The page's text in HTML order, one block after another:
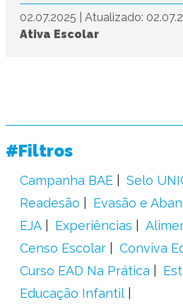
02.07.2025 Atualizado:
Ativa Escolar
#Filtros
Campanha BAE Selo
Readesão
Evasão e
EJA
Experiências
Censo Escolar
Conviva
Curso EAD Na Prática
Educação Infantil